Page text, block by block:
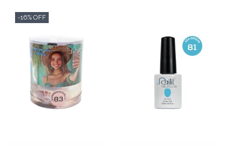
-16% OFF